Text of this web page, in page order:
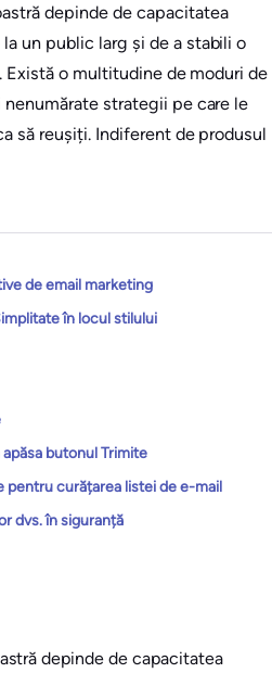
depinde de capacitatea
un public larg și de a stabili o
o multitudine de moduri de
strategii pe care le
să reușiți. Indiferent de produsul
de email marketing
în locul stilului
butonul Trimite
pentru curățarea listei de e-mail
dvs. în siguranță
depinde de capacitatea